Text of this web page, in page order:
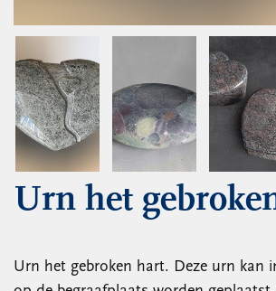
Urn het
Urn het gebroken hart. Deze urn kan